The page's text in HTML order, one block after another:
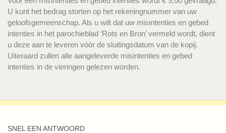
U kunt het bedrag storten op het rekeningnummer van uw
geloofsgemeenschap. Als u wilt dat uw misintenties en gebed
intenties in het parochieblad ‘Rots en Bron’ vermeld wordt, dient
u deze aan te leveren vóór de sluitingsdatum van de kopij.
Uiteraard zullen alle aangeleverde misintenties en gebed
intenties in de vieringen gelezen worden.
SNEL EEN ANTWOORD